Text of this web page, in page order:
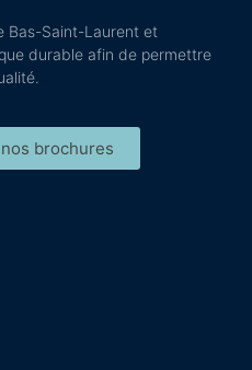
Bas-Saint-Laurent et
durable afin de permettre
brochures